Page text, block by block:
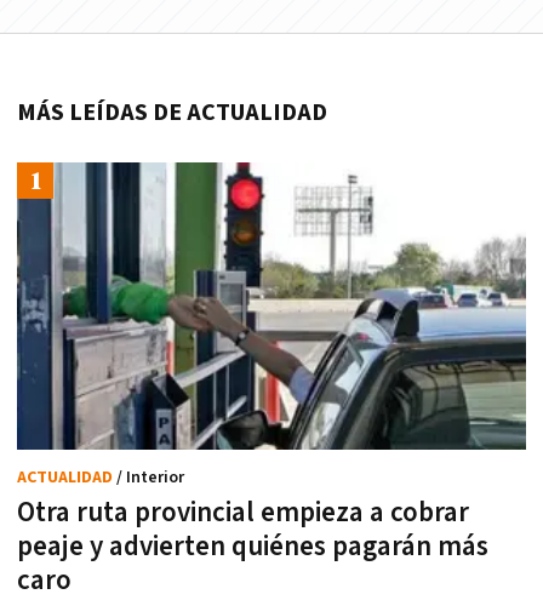
MÁS LEÍDAS DE ACTUALIDAD
Otra ruta provincial empieza a cobrar
peaje y advierten quiénes pagarán más
caro
ACTUALIDAD / Interior